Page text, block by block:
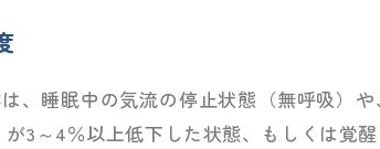
、睡眠中の気流の停止状態（無呼吸）
3～4％以上低下した状態、もしくは覚醒